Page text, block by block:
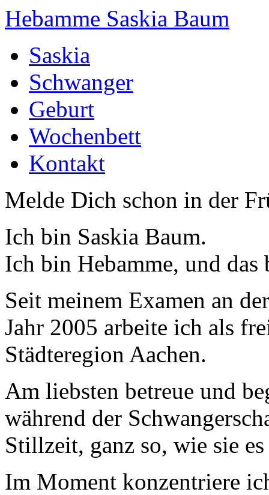
Hebamme Saskia Baum
Saskia
Schwanger
Geburt
Wochenbett
Kontakt
Melde Dich schon in der
Ich bin Saskia Baum.
Ich bin Hebamme, und das
Seit meinem Examen an
Jahr 2005 arbeite ich als
Städteregion Aachen.
Am liebsten betreue und
während der
Stillzeit, ganz so, wie sie
Im Moment konzentriere